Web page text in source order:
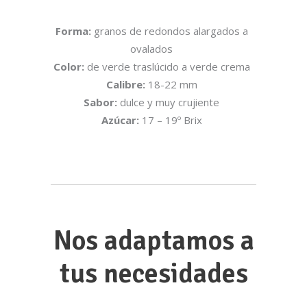
Forma: granos de redondos alargados a
ovalados
Color: de verde traslúcido a verde crema
Calibre: 18-22 mm
Sabor: dulce y muy crujiente
Azúcar: 17 – 19º Brix
Nos adaptamos a
tus necesidades